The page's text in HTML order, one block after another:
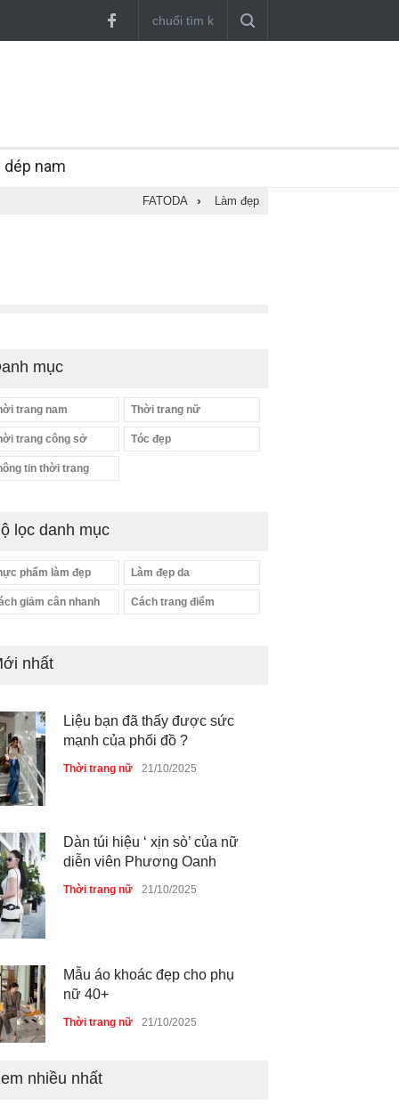
dép nam
FATODA › Làm đẹp
mục
trang nam Thời trang nữ
trang công sở Tóc đẹp
tin thời trang
lọc danh mục
phẩm làm đẹp Làm đẹp da
giảm cân nhanh Cách trang điểm
nhất
Liệu bạn đã thấy được sức
mạnh của phối đồ ?
Thời trang nữ 21/10/2025
Dàn túi hiệu ‘ xịn sò’ của nữ
diễn viên Phương Oanh
Thời trang nữ 21/10/2025
Mẫu áo khoác đẹp cho phụ
nữ 40+
Thời trang nữ 21/10/2025
Truy tìm thông tin áo bra
nhiều nhất